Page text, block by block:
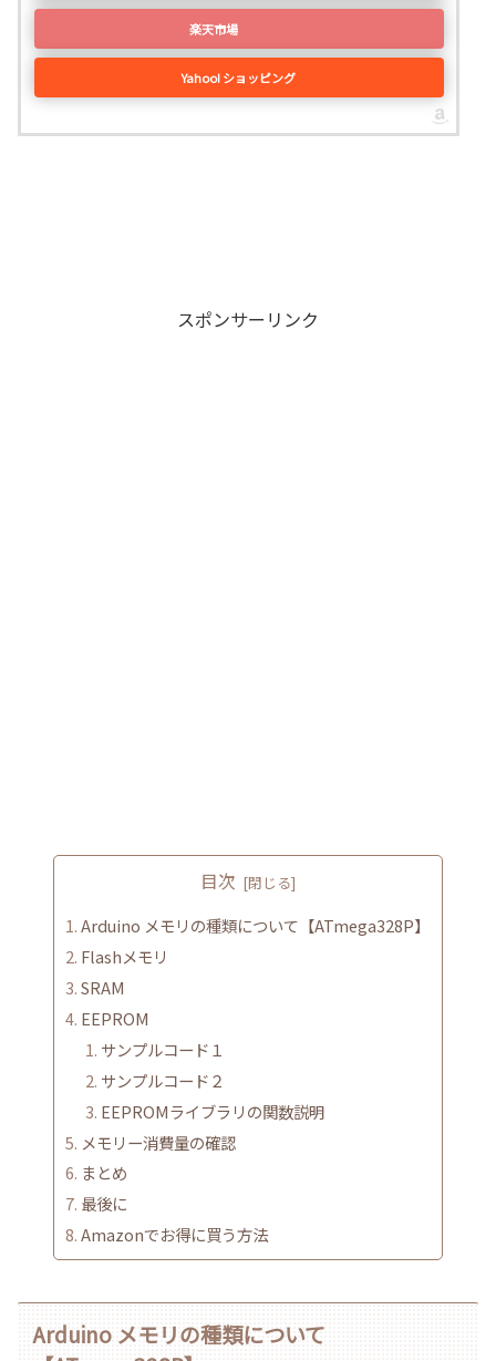
楽天市場
Yahoo! ショッピング
スポンサーリンク
目次
Arduino メモリの種類について【ATmega328P】
Flashメモリ
SRAM
EEPROM
サンプルコード１
サンプルコード２
EEPROMライブラリの関数説明
メモリー消費量の確認
まとめ
最後に
Amazonでお得に買う方法
Arduino メモリの種類について